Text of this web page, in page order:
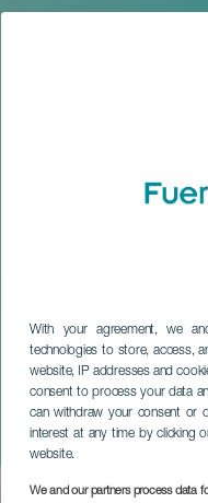
With your agreement, we
technologies to store, access,
website, IP addresses and
consent to process your data
can withdraw your consent or
interest at any time by clicking
website.
We and our partners process data
Festival
Sebada
FUERTEVENTURA
Imagen